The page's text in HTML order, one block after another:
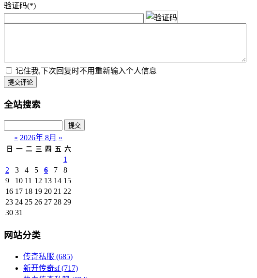
验证码(*)
记住我,下次回复时不用重新输入个人信息
提交评论
全站搜索
« 2026年 8月 »
日 一 二 三 四 五 六
1
2
3 4 5 6 7
8
9
10 11 12 13 14 15
16 17 18 19 20 21 22
23 24 25 26 27 28 29
30 31
网站分类
传奇私服 (685)
新开传奇sf(717)